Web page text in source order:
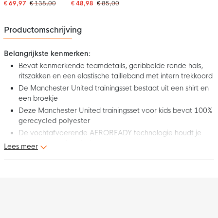
2025-2026 Kids
€ 69,97 € 138,00 2026 Kids Zwart Rood
€ 48,98 € 85,00
Productomschrijving
Belangrijkste kenmerken:
Bevat kenmerkende teamdetails, geribbelde ronde hals,
ritszakken en een elastische tailleband met intern trekkoord
De Manchester United trainingsset bestaat uit een shirt en
een broekje
Deze Manchester United trainingsset voor kids bevat 100%
gerecycled polyester
De vochtafvoerende AEROREADY technologie houdt je
droog en comfortabel
Lees meer